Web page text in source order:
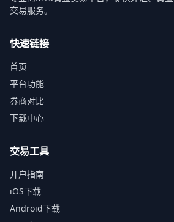
交易服务。
快速链接
首页
平台功能
券商对比
下载中心
交易工具
开户指南
iOS下载
Android下载